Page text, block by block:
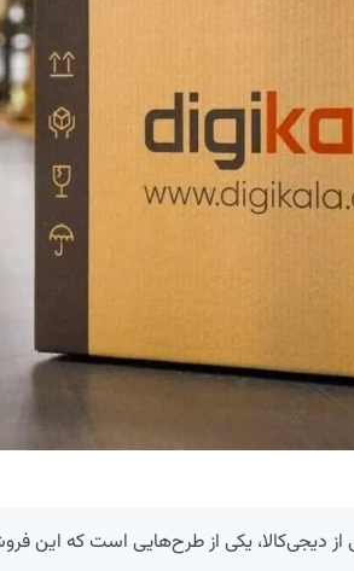
دیجی‌کالا، یکی از طرح‌هایی است که این